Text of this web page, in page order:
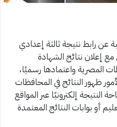
عن رابط نتيجة ثالثة إعدادي
إعلان نتائج الشهادة
المصرية واعتمادها رسميًا،
ظهور النتائج في المحافظات
النتيجة إلكترونيًا عبر المواقع
أو بوابات النتائج المعتمدة